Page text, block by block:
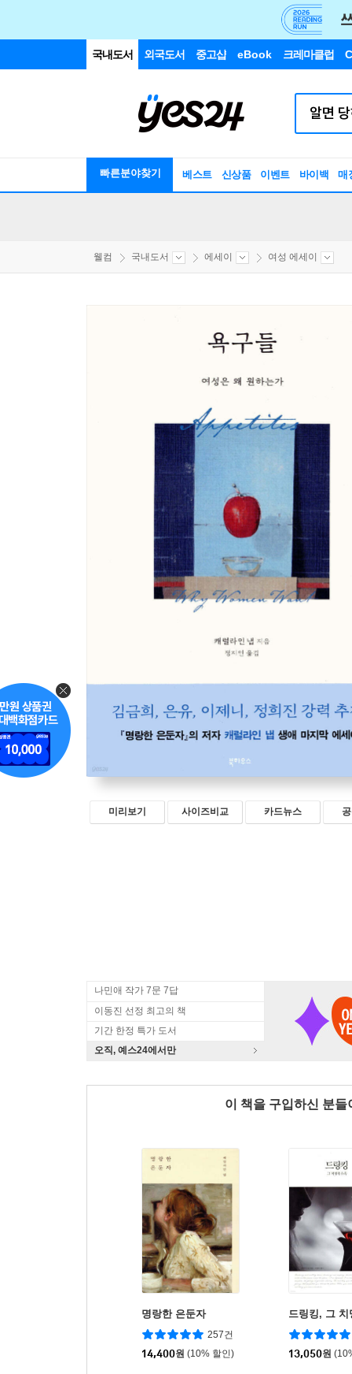
국내도서 외국도서 중고샵 eBook 크레마클럽
빠른분야찾기 베스트 신상품 이벤트 바이백 매
웰컴 국내도서 에세이 여성 에세이
미리보기 사이즈비교 카드뉴스
나민애 작가 7문 7답
이동진 선정 최고의 책
기간 한정 특가 도서
오직, 예스24에서만
이 책을 구입하신 분
명랑한 은둔자
257건
14,400원 (10% 할인)
드링킹, 그 치
13,050원